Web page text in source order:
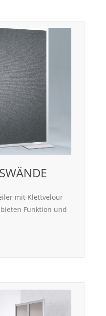
mit Klettvelour
Funktion und